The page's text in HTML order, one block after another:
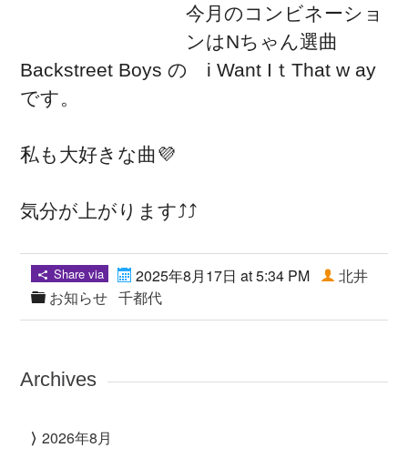
今月のコンビネーショ
ンはNちゃん選曲
Backstreet Boys の i Want IｔThat w ay
です。
私も大好きな曲💜
気分が上がります⤴︎⤴︎
Share via
2025年8月17日 at 5:34 PM
お知らせ
北井
千都代
Archives
2026年8月